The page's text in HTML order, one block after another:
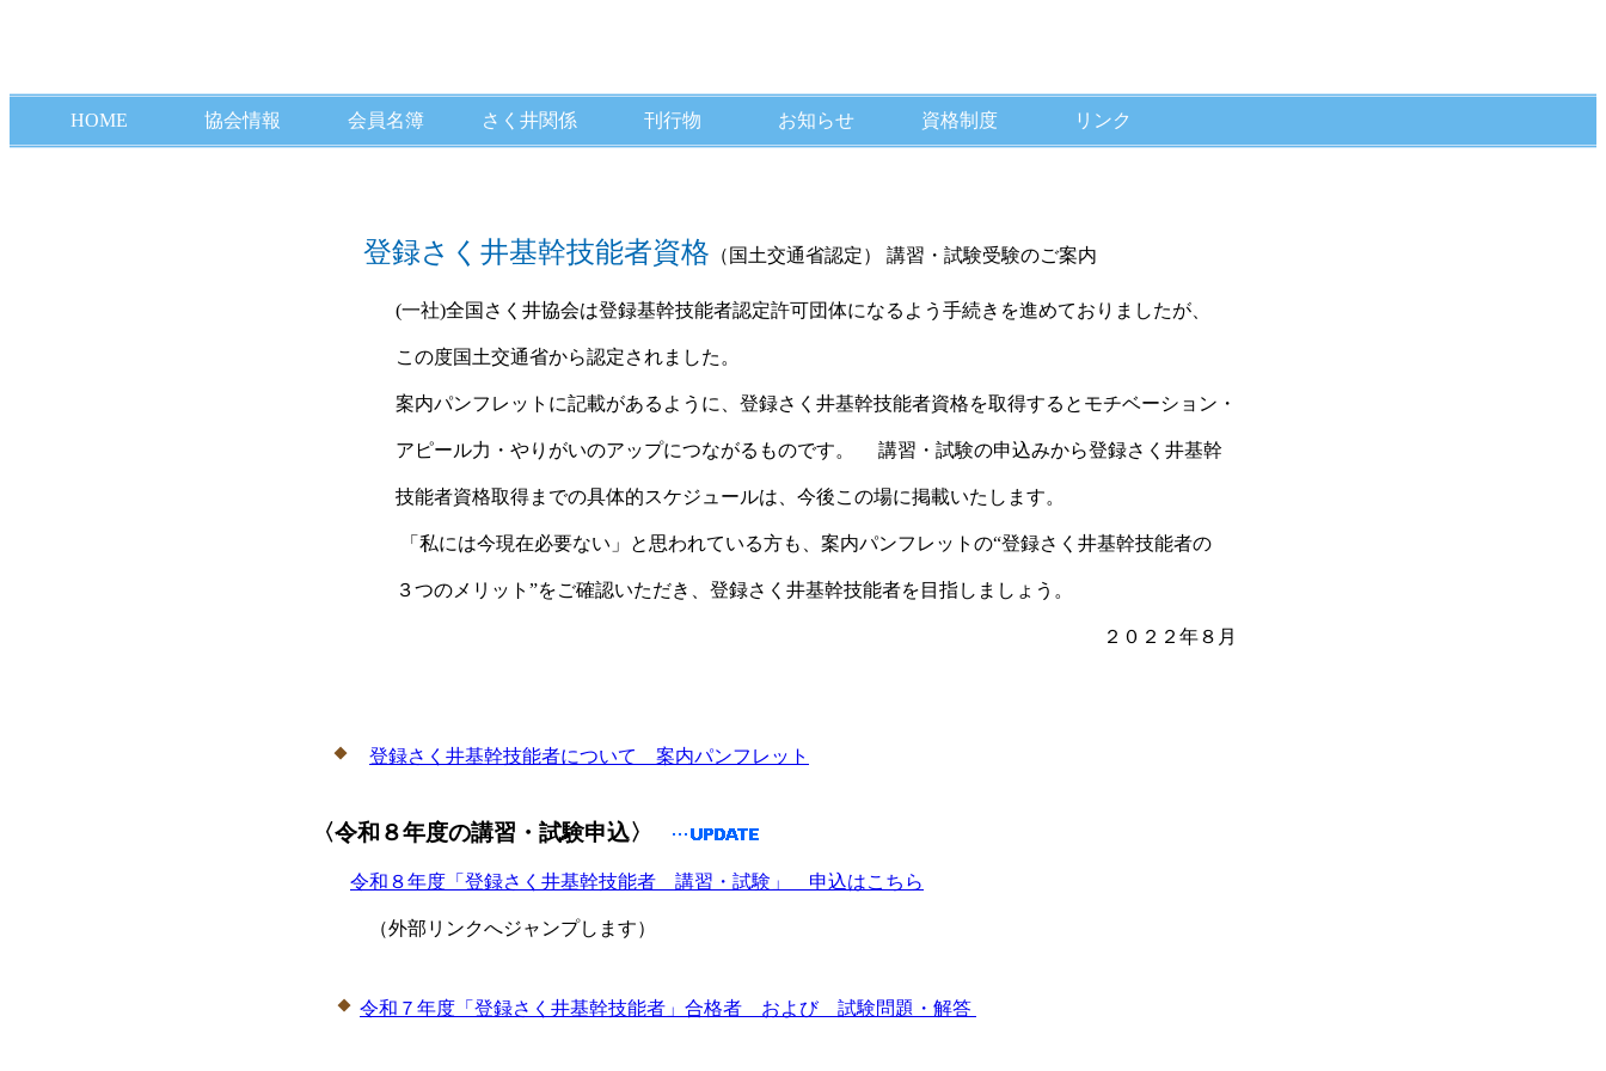
HOME 協会情報 会員名簿 さく井関係 刊行物 お知らせ 資格制度 リンク
登録さく井基幹技能者資格 （国土交通省認定） 講習・試験受験のご案内
(一社)全国さく井協会は登録基幹技能者認定許可団体になるよう手続きを進めておりましたが、
この度国土交通省から認定されました。
案内パンフレットに記載があるように、登録さく井基幹技能者資格を取得するとモチベーション・
アピール力・やりがいのアップにつながるものです。 講習・試験の申込みから登録さく井基幹
技能者資格取得までの具体的スケジュールは、今後この場に掲載いたします。
「私には今現在必要ない」と思われている方も、案内パンフレットの“登録さく井基幹技能者の
３つのメリット”をご確認いただき、登録さく井基幹技能者を目指しましょう。
２０２２年８月
登録さく井基幹技能者について 案内パンフレット
〈令和８年度の講習・試験申込〉
令和８年度「登録さく井基幹技能者 講習・試験」 申込はこちら
（外部リンクへジャンプします）
令和７年度「登録さく井基幹技能者」合格者 および 試験問題・解答